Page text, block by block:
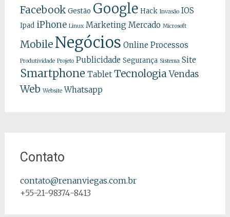
Facebook Gestão Google Hack Invasão IOS
Ipad iPhone Linux Marketing Mercado Microsoft
Mobile Negócios Online Processos
Produtividade Projeto Publicidade Segurança Sistema Site
Smartphone Tablet TecnologiaVendas
Web Website Whatsapp
Contato
contato@renanviegas.com.br
+55-21-98374-8413